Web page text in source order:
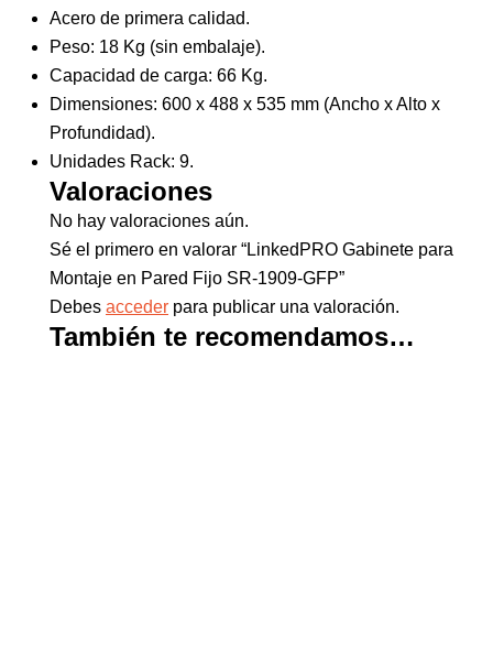
Acero de primera calidad.
Peso: 18 Kg (sin embalaje).
Capacidad de carga: 66 Kg.
Dimensiones: 600 x 488 x 535 mm (Ancho x Alto x
Profundidad).
Unidades Rack: 9.
Valoraciones
No hay valoraciones aún.
Sé el primero en valorar “LinkedPRO Gabinete para
Montaje en Pared Fijo SR-1909-GFP”
Debes acceder para publicar una valoración.
También te recomendamos…